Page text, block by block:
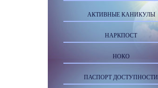
АКТИВНЫЕ КАНИКУЛЫ
НАРКПОСТ
НОКО
ПАСПОРТ ДОСТУПНОСТИ